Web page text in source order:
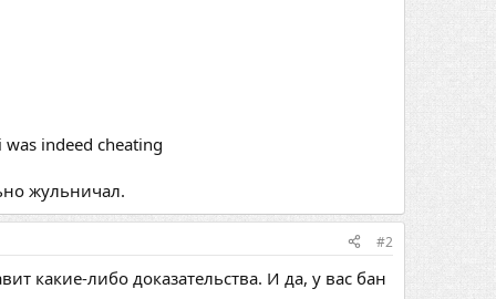
indeed cheating
жульничал.
#2
какие-либо доказательства. И да, у вас бан